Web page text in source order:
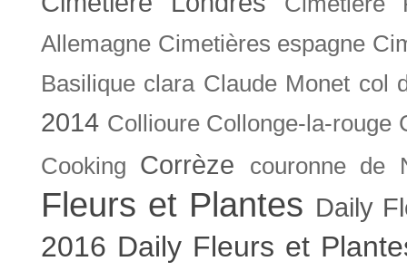
Allemagne Cimetières espagne
Basilique clara Claude Monet col
2014 Collioure Collonge-la-rouge
Cooking
Corrèze couronne de
Fleurs et Plantes Daily
2016 Daily Fleurs et